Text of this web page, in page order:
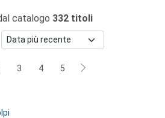
catalogo 332 titoli
3 4 5